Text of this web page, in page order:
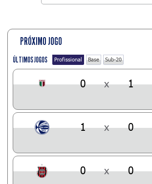
PRÓXIMO JOGO
ÚLTIMOS JOGOS Profissional Base Sub-20
0 x 1
1 x 0
0 x 0